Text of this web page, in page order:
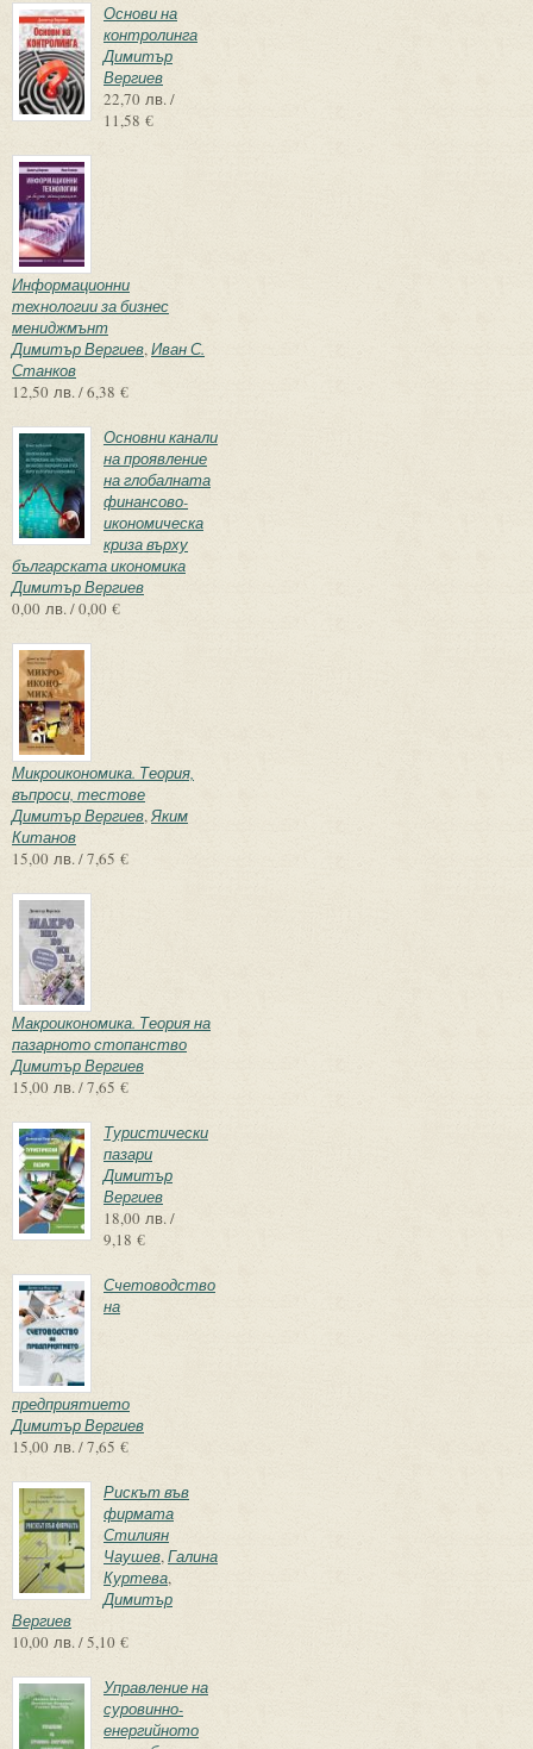
Основи на
контролинга
Димитър
Вергиев
22,70 лв. /
11,58 €
Информационни
технологии за бизнес
мениджмънт
Димитър Вергиев,Иван С.
Станков
12,50 лв. / 6,38 €
Основни канали
на проявление
на глобалната
финансово-
икономическа
криза върху
българската икономика
Димитър Вергиев
0,00 лв. / 0,00 €
Микроикономика. Теория,
въпроси, тестове
Димитър Вергиев,Яким
Китанов
15,00 лв. / 7,65 €
Макроикономика. Теория на
пазарното стопанство
Димитър Вергиев
15,00 лв. / 7,65 €
Туристически
пазари
Димитър
Вергиев
18,00 лв. /
9,18 €
Счетоводство
на
предприятието
Димитър Вергиев
15,00 лв. / 7,65 €
Рискът във
фирмата
Стилиян
Чаушев,Галина
Куртева,
Димитър
Вергиев
10,00 лв. / 5,10 €
Управление на
суровинно-
енергийното